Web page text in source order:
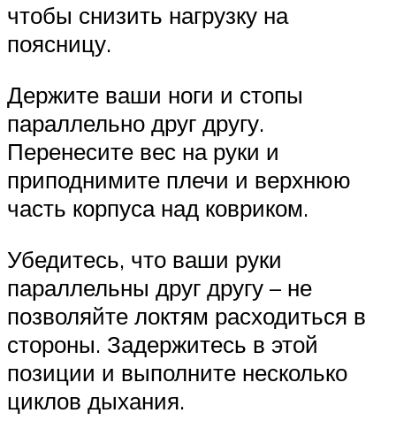
чтобы снизить нагрузку на
поясницу.
Держите ваши ноги и стопы
параллельно друг другу.
Перенесите вес на руки и
приподнимите плечи и верхнюю
часть корпуса над ковриком.
Убедитесь, что ваши руки
параллельны друг другу – не
позволяйте локтям расходиться в
стороны. Задержитесь в этой
позиции и выполните несколько
циклов дыхания.